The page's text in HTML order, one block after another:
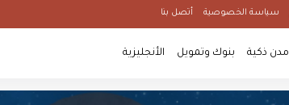
سياسة الخصوصية أتصل بنا
مدن ذكية بنوك وتمويل الأنجليزية